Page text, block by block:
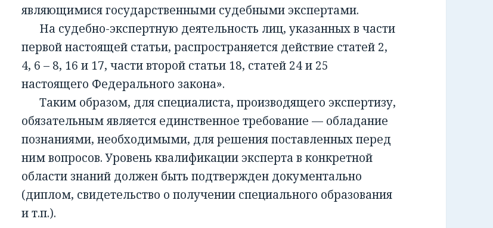
являющимися государственными судебными экспертами.
На судебно-экспертную деятельность лиц, указанных в части
первой настоящей статьи, распространяется действие статей 2,
4, 6 – 8, 16 и 17, части второй статьи 18, статей 24 и 25
настоящего Федерального закона».
Таким образом, для специалиста, производящего экспертизу,
обязательным является единственное требование — обладание
познаниями, необходимыми, для решения поставленных перед
ним вопросов. Уровень квалификации эксперта в конкретной
области знаний должен быть подтвержден документально
(диплом, свидетельство о получении специального образования
и т.п.).